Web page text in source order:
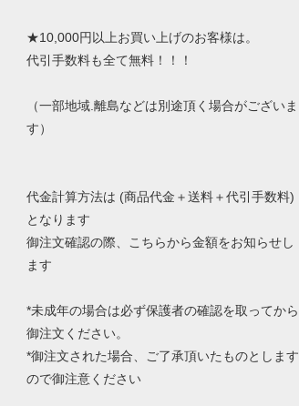
★10,000円以上お買い上げのお客様は。
代引手数料も全て無料！！！
（一部地域.離島などは別途頂く場合がございま
す）
代金計算方法は (商品代金＋送料＋代引手数料)
となります
御注文確認の際、こちらから金額をお知らせし
ます
*未成年の場合は必ず保護者の確認を取ってから
御注文ください。
*御注文された場合、ご了承頂いたものとします
ので御注意ください